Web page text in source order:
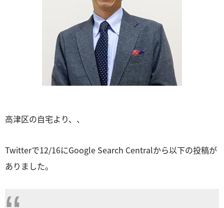
高津区の自宅より、、
Twitterで12/16にGoogle Search Centralから以下の投稿が
ありました。